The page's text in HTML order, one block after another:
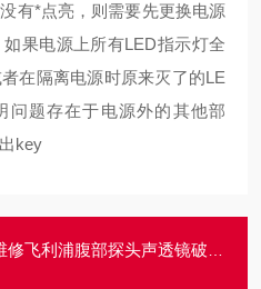
有*点亮，则需要先更换电源
如果电源上所有LED指示灯全
在隔离电源时原来灭了的LE
问题存在于电源外的其他部
key
浦腹部探头声透镜破损脱落/起泡维修